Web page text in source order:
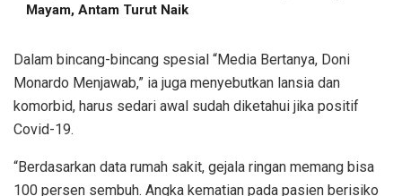
Mayam, Antam Turut Naik
Dalam bincang-bincang spesial “Media Bertanya, Doni
Monardo Menjawab,” ia juga menyebutkan lansia dan
komorbid, harus sedari awal sudah diketahui jika positif
Covid-19.
“Berdasarkan data rumah sakit, gejala ringan memang bisa
100 persen sembuh. Angka kematian pada pasien berisiko